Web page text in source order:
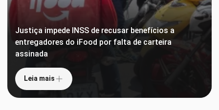
Justiça impede INSS de recusar benefícios a
entregadores do iFood por falta de carteira
assinada
Leia mais